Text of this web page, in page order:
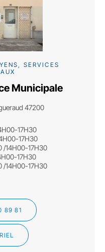
SERVICES
Municipale
47200
17H30
17H30
/14H00-17H30
17H30
/14H00-17H30
89 81